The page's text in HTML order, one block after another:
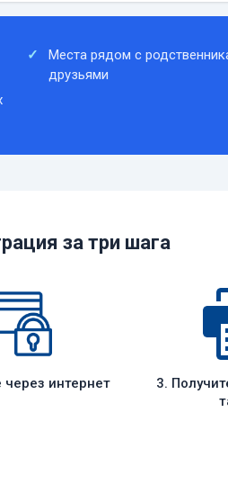
Места рядом с
друзьями
за три шага
через интернет
3.